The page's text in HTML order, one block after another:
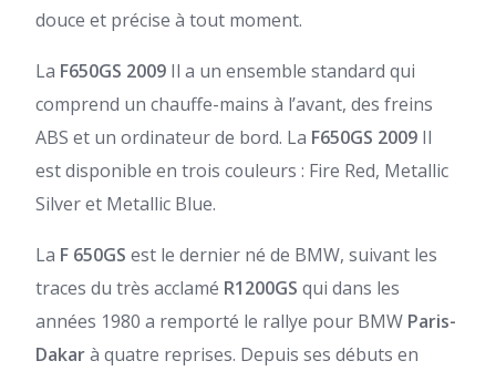
douce et précise à tout moment.
La F650GS 2009 Il a un ensemble standard qui
comprend un chauffe-mains à l’avant, des freins
ABS et un ordinateur de bord. La F650GS 2009 Il
est disponible en trois couleurs : Fire Red, Metallic
Silver et Metallic Blue.
La F 650GS est le dernier né de BMW, suivant les
traces du très acclamé R1200GS qui dans les
années 1980 a remporté le rallye pour BMW Paris-
Dakarà quatre reprises. Depuis ses débuts en